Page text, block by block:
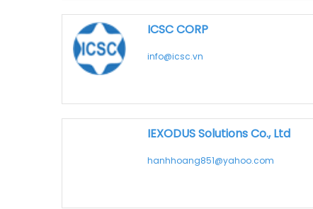
ICSC CORP
info@icsc.vn
IEXODUS Solutions Co., Ltd
hanhhoang851@yahoo.com